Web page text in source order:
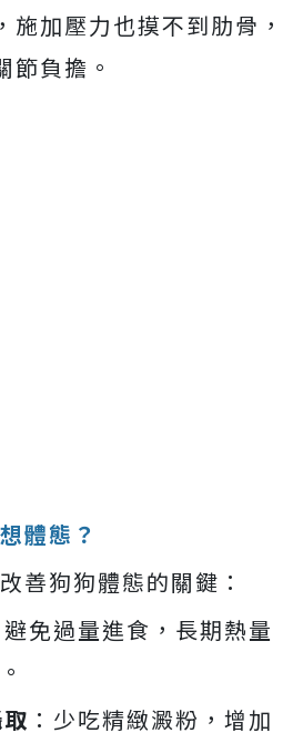
施加壓力也摸不到肋骨，
節負擔。
體態？
善狗狗體態的關鍵：
避免過量進食，長期熱量
：少吃精緻澱粉，增加